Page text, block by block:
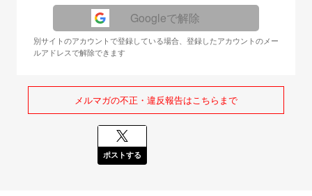
Googleで解除
別サイトのアカウントで登録している場合、登録したアカウントのメー
ルアドレスで解除できます
メルマガの不正・違反報告はこちらまで
ポストする